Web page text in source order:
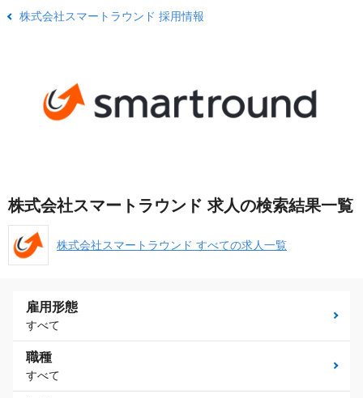
株式会社スマートラウンド 採用情報
株式会社スマートラウンド 求人の検索結果一覧
株式会社スマートラウンド すべての求人一覧
雇用形態
すべて
職種
すべて